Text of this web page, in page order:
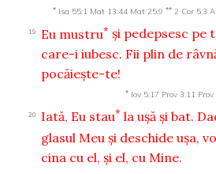
* Isa 55:1 Mat 13:44 Mat 25:9 ** 2 Cor 5:3
19 Eu mustru* şi pedepsesc pe
care-i iubesc. Fii plin de
pocăieşte-te!
* Iov 5:17 Prov 3:11 Prov
20 Iată, Eu stau* la uşă şi bat.
glasul Meu şi deschide uşa,
cina cu el, şi el, cu Mine.